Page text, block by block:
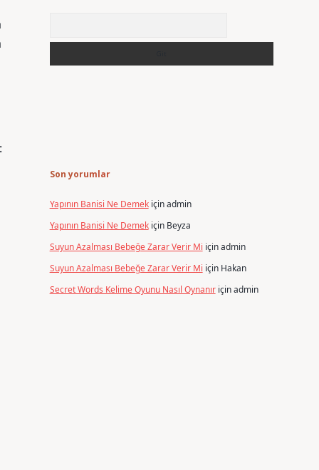
Son yorumlar
Yapının Banisi Ne Demekiçinadmin
Yapının Banisi Ne Demekiçin Beyza
Suyun Azalması Bebeğe Zarar Verir Mi içinadmin
Suyun Azalması Bebeğe Zarar Verir Mi için Hakan
Secret Words Kelime Oyunu Nasıl Oynanıriçinadmin